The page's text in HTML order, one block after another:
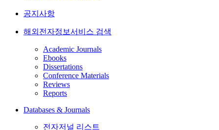
공지사항
해외전자정보서비스 검색
Academic Journals
Ebooks
Dissertations
Conference Materials
Reviews
Reports
Databases & Journals
전자저널 리스트